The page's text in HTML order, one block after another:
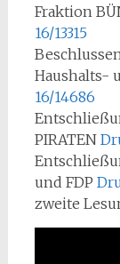
Fraktion
16/13315
Haushalts-
16/14686
PIRATEN
und FDP
zweite